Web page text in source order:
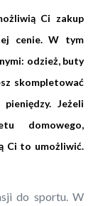
Ci zakup
cenie. W tym
odzież, buty
skompletować
Jeżeli
domowego,
Ci to umożliwić.
do sportu. W